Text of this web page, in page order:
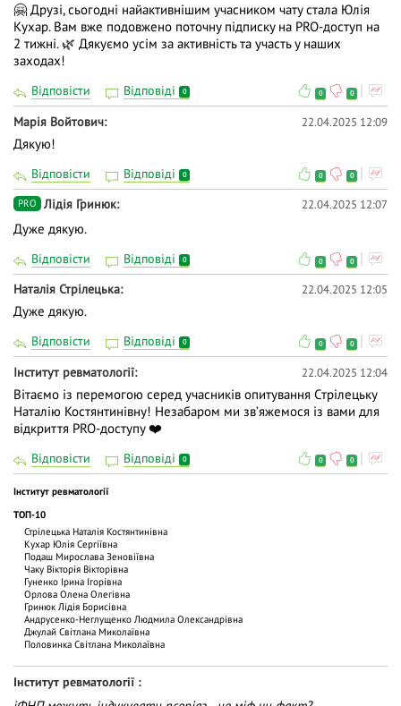
🤗 Друзі, сьогодні найактивнішим учасником чату стала Юлія
Кухар. Вам вже подовжено поточну підписку на PRO-доступ на
2 тижні. 🌿 Дякуємо усім за активність та участь у наших
заходах!
Відповісти Відповіді 0 0 0
Марія Войтович 22.04.2025 12:09
Дякую!
Відповісти Відповіді 0 0 0
PRO Лідія Гринюк 22.04.2025 12:07
Дуже дякую.
Відповісти Відповіді 0 0 0
Наталія Стрілецька 22.04.2025 12:05
Дуже дякую.
Відповісти Відповіді 0 0 0
Інститут ревматології 22.04.2025 12:04
Вітаємо із перемогою серед учасників опитування Стрілецьку
Наталію Костянтинівну! Незабаром ми звʼяжемося із вами для
відкриття PRO-доступу ❤️
Відповісти Відповіді 0 0 0
Інститут ревматології
ТОП-10
Стрілецька Наталія Костянтинівна
Кухар Юлія Сергіївна
Подаш Мирослава Зеновіївна
Чаку Вiкторiя Вiкторiвна
Гуненко Ірина Ігорівна
Орлова Олена Олегівна
Гринюк Лідія Борисівна
Андрусенко-Неглущенко Людмила Олександрівна
Джулай Світлана Миколаївна
Половинка Світлана Миколаївна
Інститут ревматології